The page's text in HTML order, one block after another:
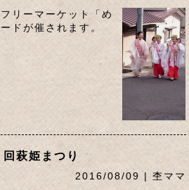
リーマーケット「め
ドが催されます。
萩姫まつり
2016/08/09 | 杢ママ